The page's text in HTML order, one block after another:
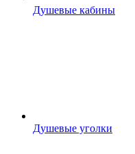
Душевые кабины
Душевые уголки